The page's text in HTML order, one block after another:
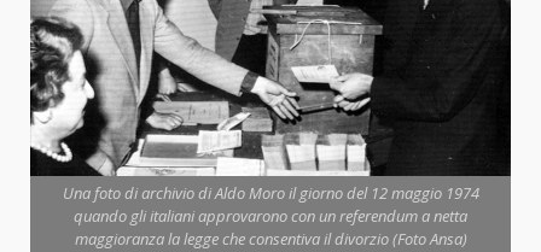
Una foto di archivio di Aldo Moro il giorno del 12 maggio 1974
quando gli italiani approvarono con un referendum a netta
maggioranza la legge che consentiva il divorzio (Foto Ansa)